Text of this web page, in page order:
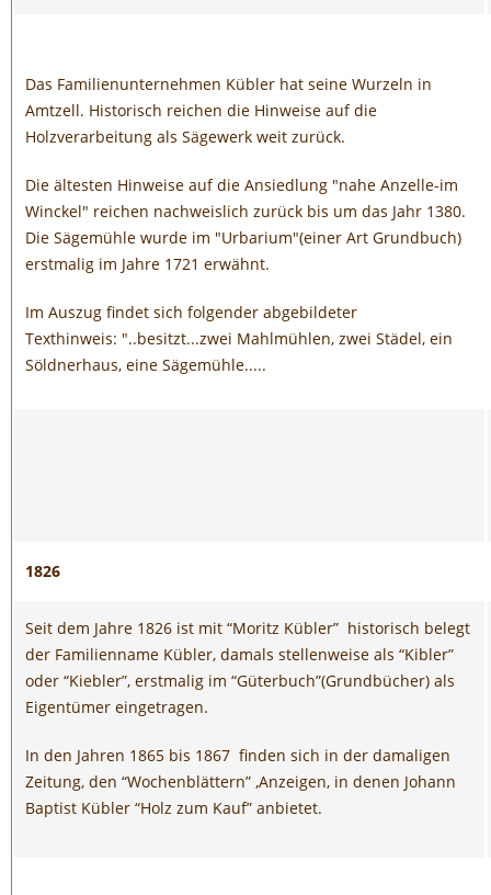
Das Familienunternehmen Kübler hat seine Wurzeln in
Amtzell. Historisch reichen die Hinweise auf die
Holzverarbeitung als Sägewerk weit zurück.
Die ältesten Hinweise auf die Ansiedlung "nahe Anzelle-im
Winckel" reichen nachweislich zurück bis um das Jahr 1380.
Die Sägemühle wurde im "Urbarium"(einer Art Grundbuch)
erstmalig im Jahre 1721 erwähnt.
Im Auszug findet sich folgender abgebildeter
Texthinweis: "..besitzt...zwei Mahlmühlen, zwei Städel, ein
Söldnerhaus, eine Sägemühle.....
1826
Seit dem Jahre 1826 ist mit “Moritz Kübler” historisch belegt
der Familienname Kübler, damals stellenweise als “Kibler”
oder “Kiebler”, erstmalig im “Güterbuch”(Grundbücher) als
Eigentümer eingetragen.
In den Jahren 1865 bis 1867 finden sich in der damaligen
Zeitung, den “Wochenblättern” ,Anzeigen, in denen Johann
Baptist Kübler “Holz zum Kauf” anbietet.